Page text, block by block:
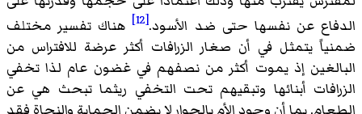
الدفاع عن نفسها حتى ضد الأسود.[12]
هناك تفسير مختلف
ضمنياً يتمثل في أن صغار الزرافات أكثر عرضة للافتراس من
البالغين إذ يموت أكثر من نصفهم في غضون عام لذا تخفي
الزرافات أبنائها وتبقيهم تحت التخفي ريثما تبحث هي عن